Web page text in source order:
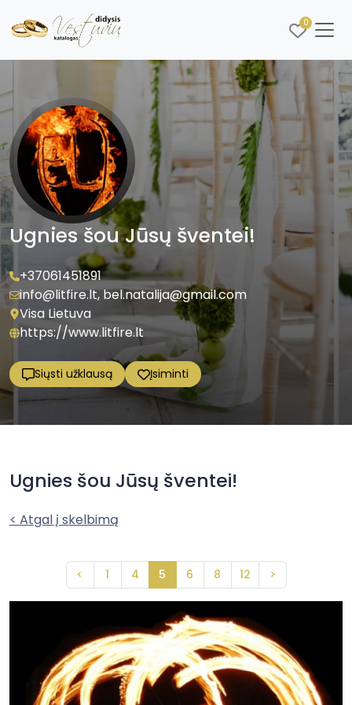
0
Ugnies šou Jūsų šventei!
+37061451891
info@litfire.lt,bel.natalija@gmail.com
Visa Lietuva
https://www.litfire.lt
Siųsti užklausą Įsiminti
Ugnies šou Jūsų šventei!
< Atgal į skelbimą
< 1 4 5 6 8 12 >